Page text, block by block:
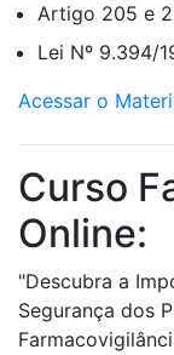
Artigo 205 e
Lei Nº 9.394/
Acessar o
Curso
Online:
"Descubra a
Segurança dos